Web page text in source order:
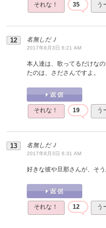
それな！ 35 う
名無しだＪ
2017年8月3日 6:21 AM
本人達は、歌ってるだけな
たのは、さださんですよ。
それな！ 19 う
名無しだＪ
2017年8月3日 6:31 AM
好きな彼や旦那さんが、そ
それな！ 12 う